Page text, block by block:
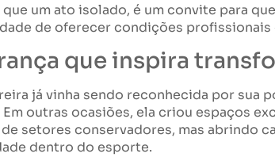
que um ato isolado, é um convite para
de oferecer condições
que inspira
já vinha sendo reconhecida por sua
outras ocasiões, ela criou espaços
setores conservadores, mas abrindo
dentro do esporte.